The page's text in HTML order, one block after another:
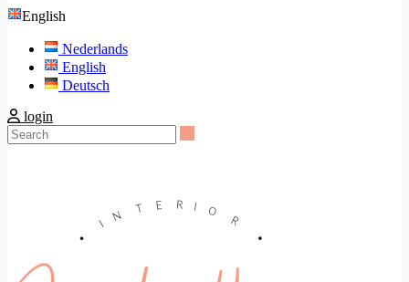
English
Nederlands
English
Deutsch
login